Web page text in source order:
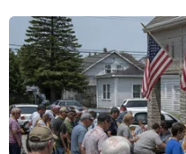
03/06/2025 13:19
Không quân Israel
chục mục tiêu trên
chiến binh, các tòa